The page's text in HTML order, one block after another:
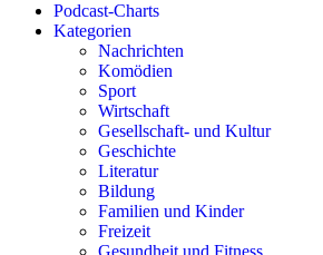
Podcast-Charts
Kategorien
Nachrichten
Komödien
Sport
Wirtschaft
Gesellschaft- und Kultur
Geschichte
Literatur
Bildung
Familien und Kinder
Freizeit
Gesundheit und Fitness